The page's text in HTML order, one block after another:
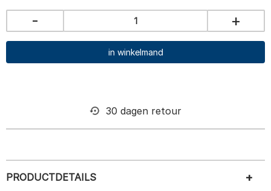
- +
in winkelmand
30 dagen retour
PRODUCTDETAILS